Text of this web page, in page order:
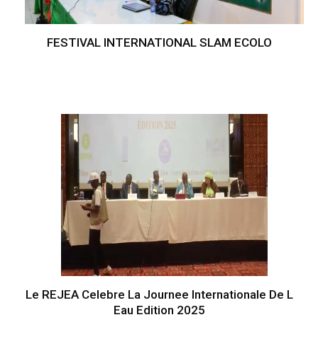
FESTIVAL INTERNATIONAL SLAM ECOLO
Le REJEA Celebre La Journee Internationale De L
Eau Edition 2025